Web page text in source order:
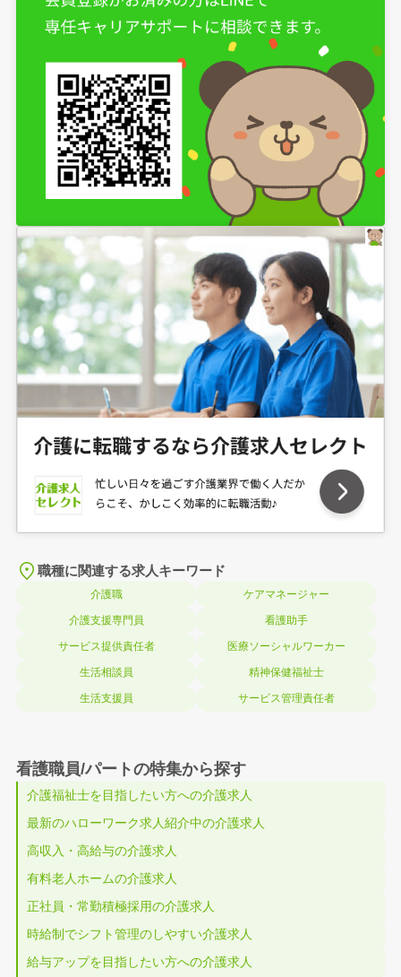
職種に関連する求人キーワード
介護職 ケアマネージャー
介護支援専門員 看護助手
サービス提供責任者 医療ソーシャルワーカー
生活相談員 精神保健福祉士
生活支援員 サービス管理責任者
看護職員/パートの特集から探す
介護福祉士を目指したい方への介護求人
最新のハローワーク求人紹介中の介護求人
高収入・高給与の介護求人
有料老人ホームの介護求人
正社員・常勤積極採用の介護求人
時給制でシフト管理のしやすい介護求人
給与アップを目指したい方への介護求人